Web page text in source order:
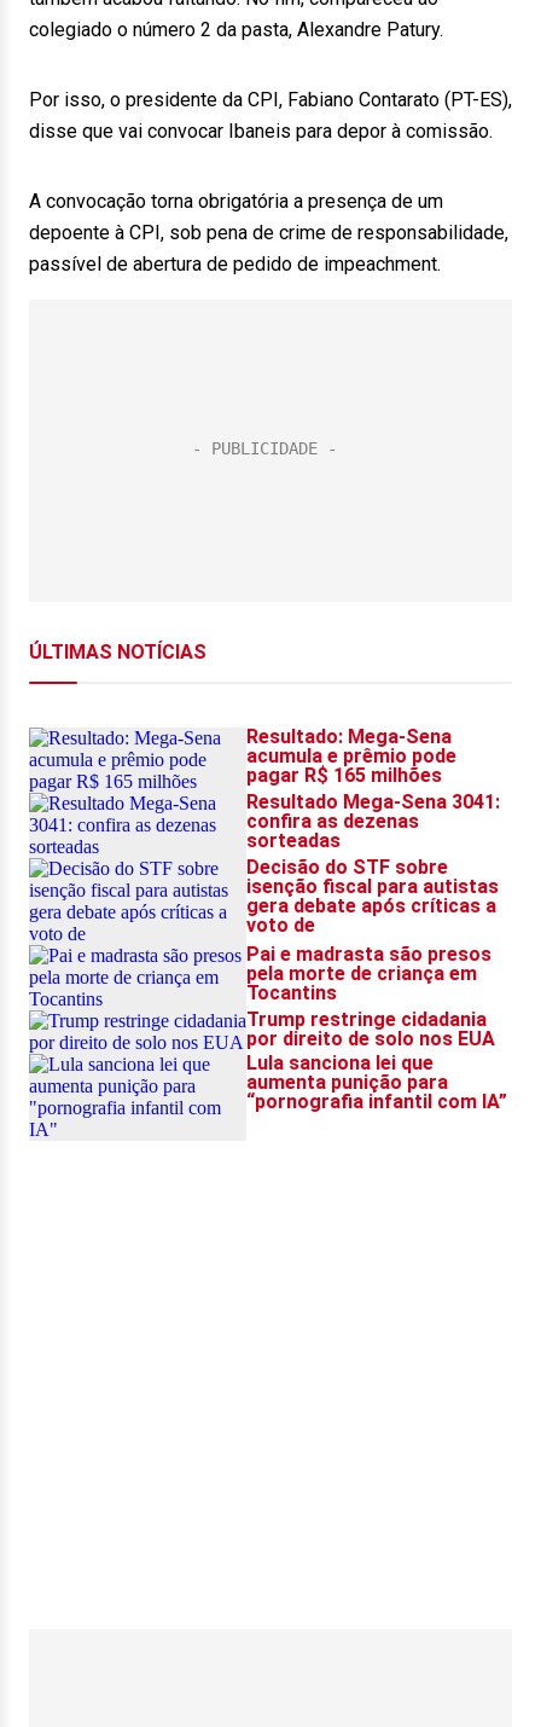
colegiado o número 2 da pasta, Alexandre Patury.
Por isso, o presidente da CPI, Fabiano Contarato (PT-ES),
disse que vai convocar Ibaneis para depor à comissão.
A convocação torna obrigatória a presença de um
depoente à CPI, sob pena de crime de responsabilidade,
passível de abertura de pedido de impeachment.